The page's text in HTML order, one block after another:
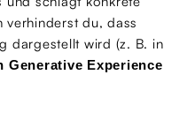
verhinderst du, dass
dargestellt wird (z. B. in
Generative Experience